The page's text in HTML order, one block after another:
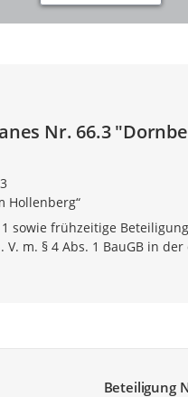
Nr. 66.3
Hollenberg“
sowie frühzeitige
m. § 4 Abs. 1 BauGB in
Beteiligung